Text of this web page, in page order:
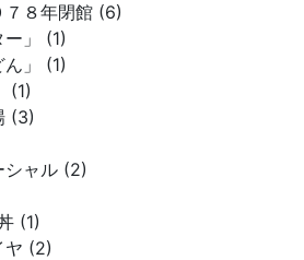
８年閉館 (6)
」 (1)
」 (1)
(1)
(3)
シャル (2)
(1)
ヤ (2)